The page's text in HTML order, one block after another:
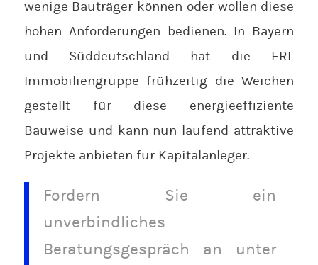
wenige Bauträger können oder wollen diese
hohen Anforderungen bedienen. In Bayern
und Süddeutschland hat die ERL
Immobiliengruppe frühzeitig die Weichen
gestellt für diese energieeffiziente
Bauweise und kann nun laufend attraktive
Projekte anbieten für Kapitalanleger.
Fordern Sie ein
unverbindliches
Beratungsgespräch an unter